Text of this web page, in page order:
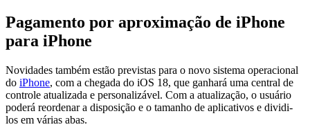
Pagamento por aproximação de iPhone
para iPhone
Novidades também estão previstas para o novo sistema operacional
do iPhone, com a chegada do iOS 18, que ganhará uma central de
controle atualizada e personalizável. Com a atualização, o usuário
poderá reordenar a disposição e o tamanho de aplicativos e dividi-
los em várias abas.